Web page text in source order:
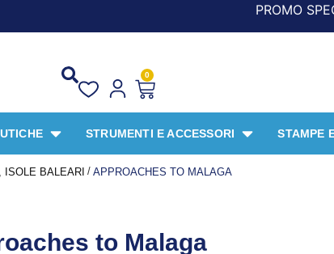
PROMO
0
STRUMENTI E ACCESSORI STAMPE
ISOLE BALEARI / APPROACHES TO MALAGA
to Malaga